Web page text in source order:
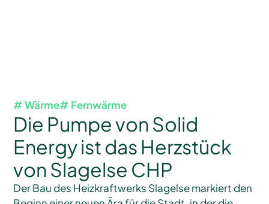
# Wärme# Fernwärme
Die Pumpe von Solid
Energy ist das Herzstück
von Slagelse CHP
Der Bau des Heizkraftwerks Slagelse markiert den